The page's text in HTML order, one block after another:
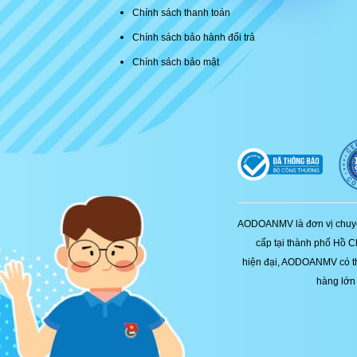
Chính sách thanh toán
Chính sách bảo hành đổi trả
Chính sách bảo mật
AODOANMV là đơn vị
cấp tại thành phố Hồ
hiện đại, AODOANMV có
hàng lớn